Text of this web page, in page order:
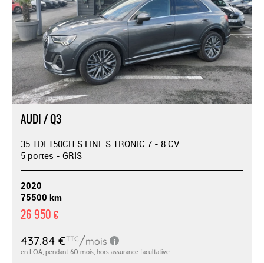
AUDI / Q3
35 TDI 150CH S LINE S TRONIC 7 - 8 CV
5 portes - GRIS
2020
75500 km
26 950 €